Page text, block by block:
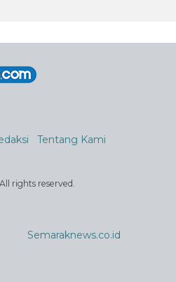
Tentang Kami
rights reserved.
Semaraknews.co.id